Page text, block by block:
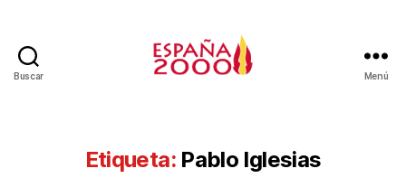
Buscar Menú
Etiqueta: Pablo Iglesias